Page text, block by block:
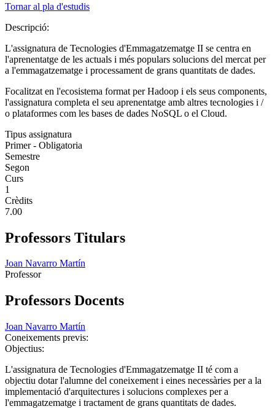
Tornar al pla d'estudis
Descripció:
L'assignatura de Tecnologies d'Emmagatzematge II se centra en
l'aprenentatge de les actuals i més populars solucions del mercat per
a l'emmagatzematge i processament de grans quantitats de dades.
Focalitzat en l'ecosistema format per Hadoop i els seus components,
l'assignatura completa el seu aprenentatge amb altres tecnologies i /
o plataformes com les bases de dades NoSQL o el Cloud.
Tipus assignatura
Primer - Obligatoria
Semestre
Segon
Curs
1
Crèdits
7.00
Professors Titulars
Joan Navarro Martín
Professor
Professors Docents
Joan Navarro Martín
Coneixements previs:
Objectius:
L'assignatura de Tecnologies d'Emmagatzematge II té com a
objectiu dotar l'alumne del coneixement i eines necessàries per a la
implementació d'arquitectures i solucions complexes per a
l'emmagatzematge i tractament de grans quantitats de dades.